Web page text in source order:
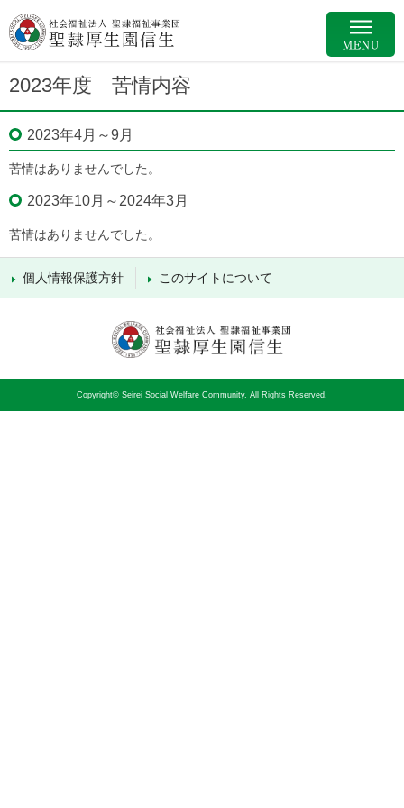
2023年度 苦情内容
2023年4月～9月
苦情はありませんでした。
2023年10月～2024年3月
苦情はありませんでした。
個人情報保護方針 このサイトについて
Copyright© Seirei Social Welfare Community. All Rights Reserved.